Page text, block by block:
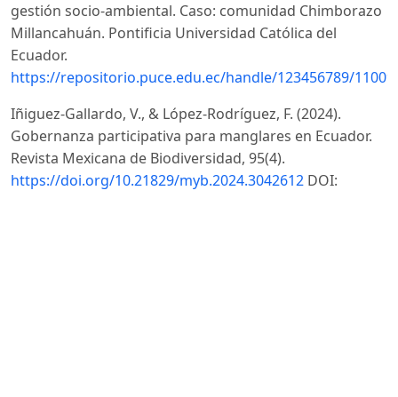
gestión socio-ambiental. Caso: comunidad Chimborazo
Millancahuán. Pontificia Universidad Católica del
Ecuador.
https://repositorio.puce.edu.ec/handle/123456789/11009
Iñiguez-Gallardo, V., & López-Rodríguez, F. (2024).
Gobernanza participativa para manglares en Ecuador.
Revista Mexicana de Biodiversidad, 95(4).
https://doi.org/10.21829/myb.2024.3042612 DOI: